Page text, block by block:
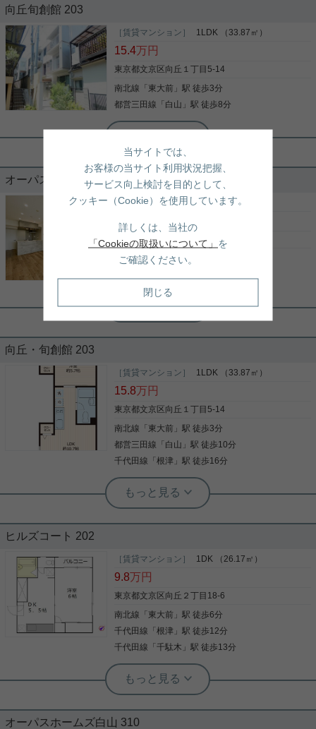
は7階の高層階のお部屋のご紹介です。 ペット可能
なワンランク上の暮らしを始めませんか？ 「東大
前」駅徒歩2分の駅近マンション 3路線が徒歩圏内の
便利な立地です。 ◆東京メトロ南北線「東大前」
東京メトロ千代田線「根津」駅 徒歩12分 東京大学
や文京学院大学へも近いので、学生さんから関係者
チン、ゆとりある独立洗面、クローゼットやシュー
ズボックス等充実の設備となっております。 オート
ロックとモニター付インターフォンで女性の一人暮
らしでも安心です。 ご入居は8月2日から可能予定で
しませんか？ 気になる方は是非お気軽に、お問い合
わせお待ちしております♪
写真(9)
向丘旬創館 203
［賃貸マンション］ 1LDK （33.87㎡）
15.4万円
東京都文京区向丘１丁目5-14
南北線 「 東大前 」駅 徒歩3分
都営三田線 「 白山 」駅 徒歩8分
実用春日ホーム 白山店 西谷優太朗
ネット無料♪
人気学区でお子様可♪ 「東大前」駅徒歩3分の1LＤＫ
デザイナーズ☆ お部屋は2階南向きの角部屋。 ◆自
◆宅配ボックス ◆ディンプルキー ◆インターネット
無料など 設備や条件も整っております。 お子様入居
も可、2名入居も可能です。 気になる方は白山店ま
で是非お気軽にお問合せ下さい(^^)/
詳細を見る
オーパスホームズ白山 1002
［賃貸マンション］ 1LDK （52.31㎡）
25.9
東京都文京区向丘１丁目7-12
都営三田線 「白山 」駅 徒歩5分
実用春日ホーム 富坂サテライト デヘスースパトリシオ恒樹
部にはエレベータ・敷地内ごみ置き場などが揃って
おり、とても充実しています。室内設備はBS･CS・
システムキッチン・CATVなど充実した設備を備え
付けています。駐輪場付きのマンションです。住み
1LDKはイチオシです。実際に部屋を確認して納得
の新居選びを。空き部屋であれば入居までスムーズ
です。失敗したくないお部屋探しなら文京区や都営
三田線白山付近に強い当社へご連絡ください。信頼
できるスタッフが対応致します。
写真(9)
詳細を見る
向丘・旬創館 203
［賃貸マンション］ 1LDK （33.87㎡）
15.8万円
東京都文京区向丘１丁目5-14
南北線 「 東大前 」駅 徒歩3分
都営三田線 「 白山 」駅 徒歩10分
千代田線 「根津 」駅 徒歩16分
根津駅前センター（実用根津ホーム株式会社 根津駅前センター） スタ
ッフ佐藤
日当たり重視派におすすめ！
LDKは２面採光 お風呂のも窓があるので、採光たっ
ぷりです。 エアコン全室完備 ３人まで入居可 ペッ
トも相談可！
詳細を見る
ヒルズコート 202
［賃貸マンション］ 1DK （26.17㎡）
9.8万円
東京都文京区向丘２丁目18-6
南北線 「 東大前 」駅 徒歩6分
千代田線 「根津 」駅 徒歩12分
千代田線 「千駄木 」駅 徒歩13分
根津駅前センター（実用根津ホーム株式会社 根津駅前センター） スタ
ッフ佐藤
東大生におすすめ
オーパスホームズ白山 310
当サイトでは、
お客様の当サイト利用状況把握、
サービス向上検討を目的として、
クッキー（Cookie）を使用しています。
詳しくは、当社の
「Cookieの取扱いについて」 を
ご確認ください。
閉じる